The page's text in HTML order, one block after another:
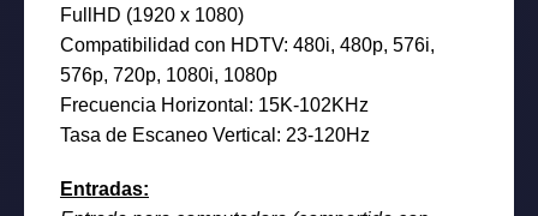
FullHD (1920 x 1080)
Compatibilidad con HDTV: 480i, 480p, 576i,
576p, 720p, 1080i, 1080p
Frecuencia Horizontal: 15K-102KHz
Tasa de Escaneo Vertical: 23-120Hz
Entradas: